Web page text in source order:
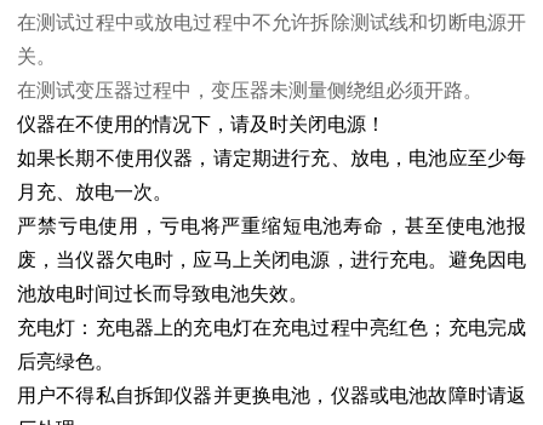
在测试过程中或放电过程中不允许拆除测试线和切断电源开
关。
在测试变压器过程中，变压器未测量侧绕组必须开路。
仪器在不使用的情况下，请及时关闭电源！
如果长期不使用仪器，请定期进行充、放电，电池应至少每
月充、放电一次。
严禁亏电使用，亏电将严重缩短电池寿命，甚至使电池报
废，当仪器欠电时，应马上关闭电源，进行充电。避免因电
池放电时间过长而导致电池失效。
充电灯：充电器上的充电灯在充电过程中亮红色；充电完成
后亮绿色。
用户不得私自拆卸仪器并更换电池，仪器或电池故障时请返